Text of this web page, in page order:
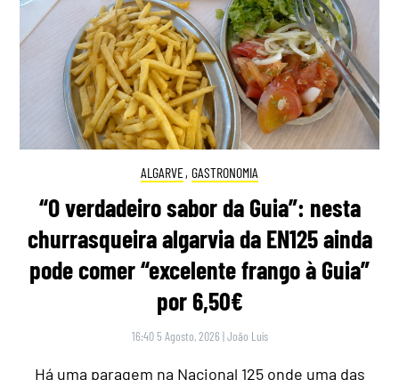
ALGARVE, GASTRONOMIA
“O verdadeiro sabor da Guia”: nesta
churrasqueira algarvia da EN125 ainda
pode comer “excelente frango à Guia”
por 6,50€
16:40 5 Agosto, 2026 |João Luís
Há uma paragem na Nacional 125 onde uma das